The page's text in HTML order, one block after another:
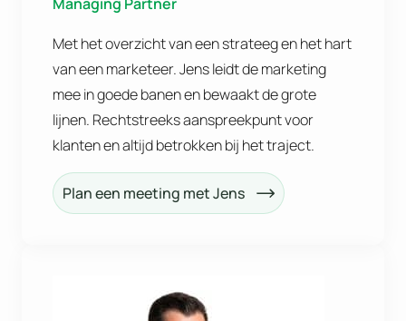
Met het overzicht van een strateeg en het hart
van een marketeer. Jens leidt de marketing
mee in goede banen en bewaakt de grote
lijnen. Rechtstreeks aanspreekpunt voor
klanten en altijd betrokken bij het traject.
Plan een meeting met Jens